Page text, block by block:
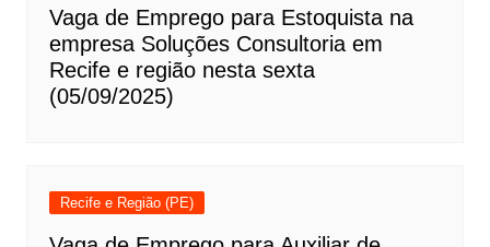
Vaga de Emprego para Estoquista na
empresa Soluções Consultoria em
Recife e região nesta sexta
(05/09/2025)
Recife e Região (PE)